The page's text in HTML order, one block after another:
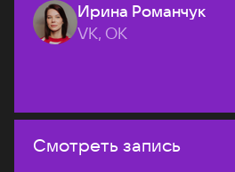
Ирина Романчук
VK, ОК
Смотреть запись